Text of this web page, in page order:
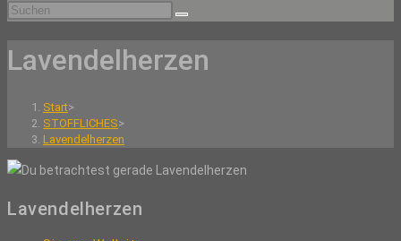
Diese
durchsuchen
Lavendelherzen
Start>
STOFFLICHES>
Lavendelherzen
Lavendelherzen